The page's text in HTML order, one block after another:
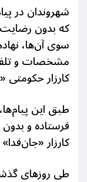
شهروندان در
که بدون رضایت
سوی آن‌ها،
مشخصات و
کارزار حکومتی
طبق این
فرستاده و
کارزار
طی روزهای